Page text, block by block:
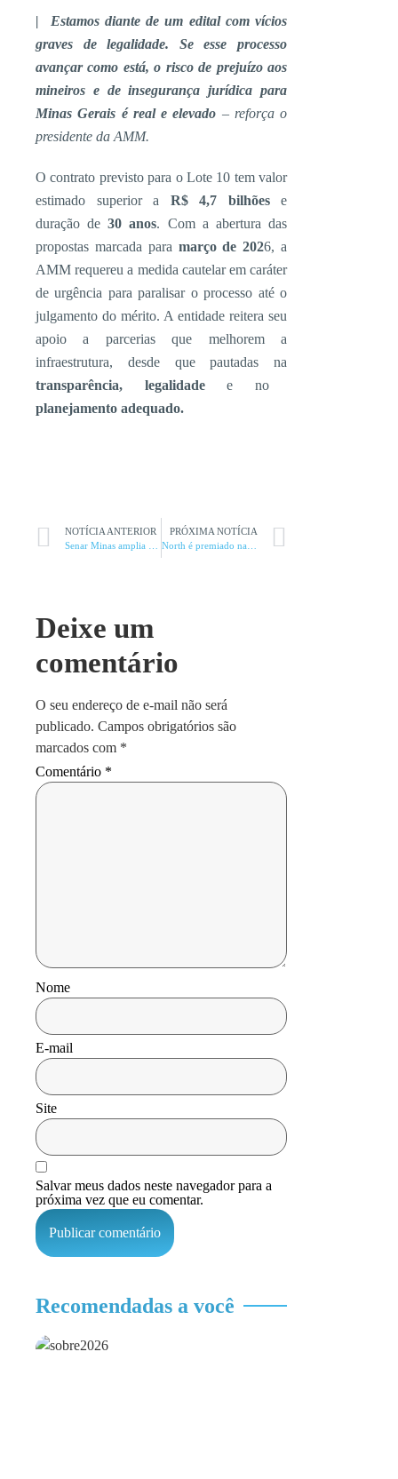
| Estamos diante de um edital com vícios
graves de legalidade. Se esse processo
avançar como está, o risco de prejuízo aos
mineiros e de insegurança jurídica para
Minas Gerais é real e elevado – reforça o
presidente da AMM.
O contrato previsto para o Lote 10 tem valor
estimado superior a R$ 4,7 bilhõese
duração de30 anos. Com a abertura das
propostas marcada para março de 2026, a
AMM requereu a medida cautelar em caráter
de urgência para paralisar o processo até o
julgamento do mérito. A entidade reitera seu
apoio a parcerias que melhorem a
infraestrutura, desde que pautadas na
transparência, legalidade e no
planejamento adequado.
NOTÍCIA ANTERIOR
PRÓXIMA NOTÍCIA
Deixe um
comentário
O seu endereço de e-mail não será
publicado. Campos obrigatórios são
marcados com *
Comentário *
Nome
E-mail
Site
Salvar meus dados neste navegador para a
próxima vez que eu comentar.
Recomendadas a você